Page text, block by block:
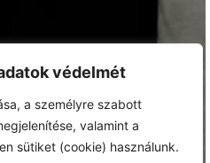
védelmét
a személyre szabott
valamint a
sütiket (cookie) használunk.